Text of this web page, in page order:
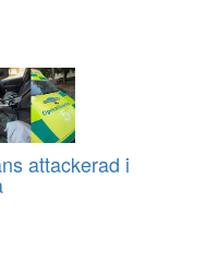
attackerad i